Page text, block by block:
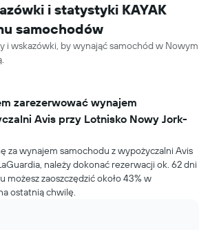
i statystyki KAYAK
samochodów
i wskazówki, by wynająć samochód w Nowym
zarezerwować wynajem
Avis przy Lotnisko Nowy Jork-
za wynajem samochodu z wypożyczalni Avis
należy dokonać rezerwacji ok. 62 dni
możesz zaoszczędzić około 43% w
ostatnią chwilę.